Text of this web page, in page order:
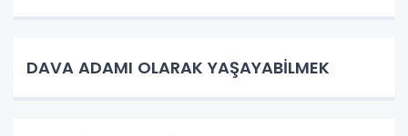
DAVA ADAMI OLARAK YAŞAYABİLMEK